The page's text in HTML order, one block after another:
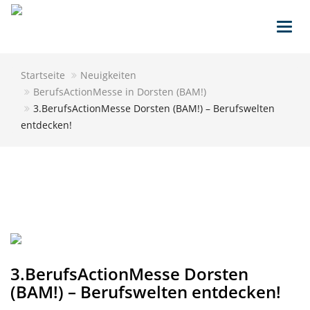
Startseite
Neuigkeiten
BerufsActionMesse in Dorsten (BAM!)
3.BerufsActionMesse Dorsten (BAM!) – Berufswelten
entdecken!
3.BerufsActionMesse Dorsten
(BAM!) – Berufswelten entdecken!